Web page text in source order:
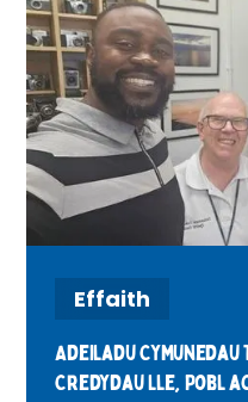
Effaith
Adeiladu Cymunedau
Credydau Lle, Pobl